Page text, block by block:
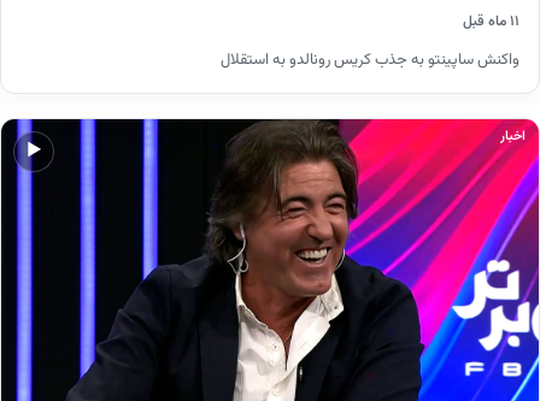
۱۱ ماه قبل
واکنش ساپینتو به جذب کریس رونالدو به استقلال
▶
اخبار